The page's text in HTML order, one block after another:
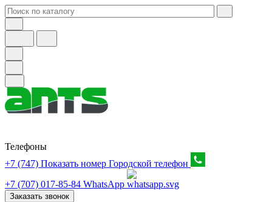
Телефоны
+7 (747) Показать номер Городской телефон
+7 (707) 017-85-84 WhatsApp
Заказать звонок